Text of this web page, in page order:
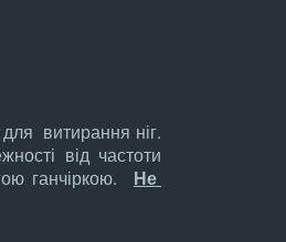
витирання ніг.
від частоти
ганчіркою. Не